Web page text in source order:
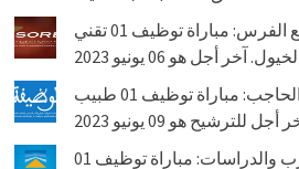
الشركة الملكية لتشجيع الفرس: مباراة توظيف 01 تقني
أجل هو 06 يونيو 2023
جماعة اكوراي – إقليم الحاجب: مباراة توظيف 01 طبيب
هو 09 يونيو 2023
المختبر العمومي للتجارب والدراسات: مباراة توظيف 01